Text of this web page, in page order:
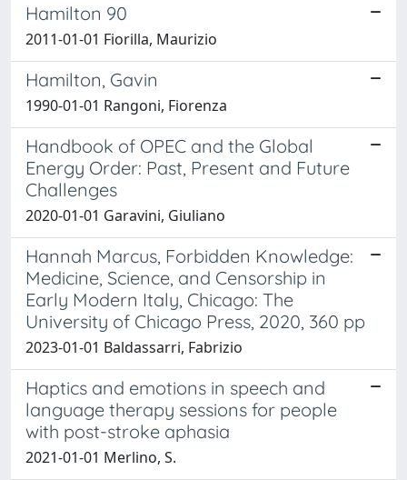
Hamilton 90
2011-01-01 Fiorilla, Maurizio
Hamilton, Gavin
1990-01-01 Rangoni, Fiorenza
Handbook of OPEC and the Global
Energy Order: Past, Present and Future
Challenges
2020-01-01 Garavini, Giuliano
Hannah Marcus, Forbidden Knowledge:
Medicine, Science, and Censorship in
Early Modern Italy, Chicago: The
University of Chicago Press, 2020, 360 pp
2023-01-01 Baldassarri, Fabrizio
Haptics and emotions in speech and
language therapy sessions for people
with post-stroke aphasia
2021-01-01 Merlino, S.